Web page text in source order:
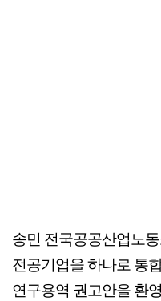
송민 전국공공산업노
전공기업을 하나로 통
연구용역 권고안을 환